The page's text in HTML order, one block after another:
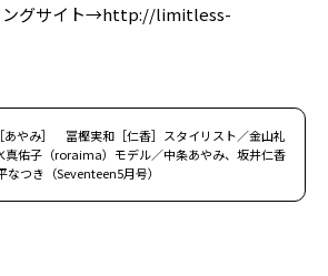
ングサイト→http://limitless-
あやみ］ 冨樫実和［仁香］スタイリスト／金山礼
佑子（roraima）モデル／中条あやみ、坂井仁香
なつき（Seventeen5月号）